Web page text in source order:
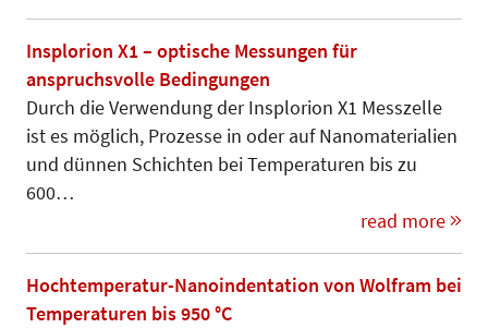
Insplorion X1 – optische Messungen für
anspruchsvolle Bedingungen
Durch die Verwendung der Insplorion X1 Messzelle
ist es möglich, Prozesse in oder auf Nanomaterialien
und dünnen Schichten bei Temperaturen bis zu
600…
read more
Hochtemperatur-Nanoindentation von Wolfram bei
Temperaturen bis 950 °C